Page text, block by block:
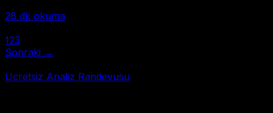
28 dk okuma
123
Sonraki →
Ücretsiz Analiz Randevusu